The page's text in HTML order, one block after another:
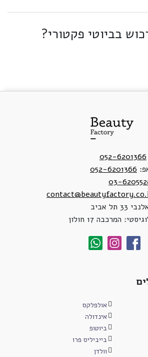
בביוטי פקטורי?
052-6201366
052-6201366
03-
תל אביב
המרכבה 17 חולון
אולפלקס
אינדולה
ביוטופ
בייביליס פרו
וולדן